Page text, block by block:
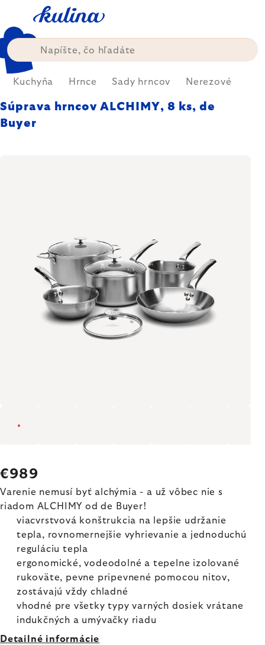
obsah
Kuchyňa Hrnce Sady hrncov Nerezové
Súprava hrncov ALCHIMY, 8 ks, de
Buyer
€989
Varenie nemusí byť alchýmia - a už vôbec nie s
riadom ALCHIMY od de Buyer!
viacvrstvová konštrukcia na lepšie udržanie
tepla, rovnomernejšie vyhrievanie a jednoduchú
reguláciu tepla
ergonomické, vodeodolné a tepelne izolované
rukoväte, pevne pripevnené pomocou nitov,
zostávajú vždy chladné
vhodné pre všetky typy varných dosiek vrátane
indukčných a umývačky riadu
Detailné informácie